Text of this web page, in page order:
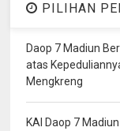
PILIHAN
Daop 7 Madiun
atas
Mengkreng
KAI Daop 7